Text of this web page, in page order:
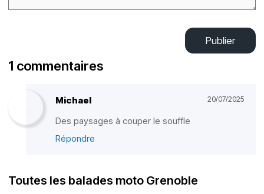
Publier
1 commentaires
Michael 20/07/2025
Des paysages à couper le souffle
Répondre
Toutes les balades moto Grenoble